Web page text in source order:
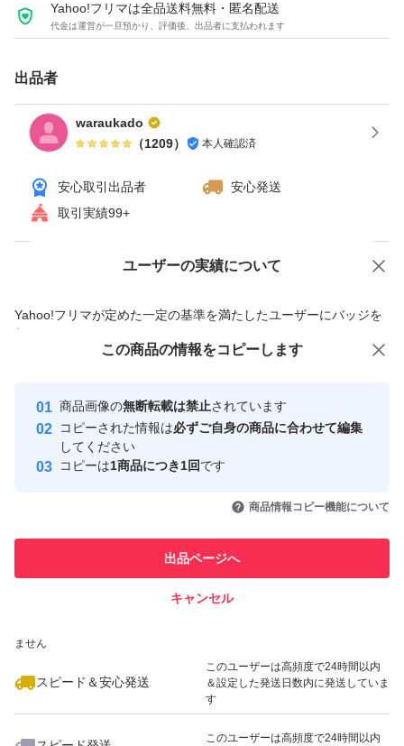
Yahoo!フリマは全品送料無料・匿名配送
代金は運営が一旦預かり、評価後、出品者に支払われます
出品者
waraukado
（1209） 本人確認済
安心取引出品者
安心発送
取引実績99+
ユーザーの実績について
Yahoo!フリマが定めた一定の基準を満たしたユーザーにバッジを
付与しています
安心取引出品者
心・安全なユーザーです
取引実績
引を完了させた実績があります
での取引実績があります
ません
スピード＆安心発送
このユーザーは高頻度で24時間以内
＆設定した発送日数内に発送していま
す
このユーザーは高頻度で24時間以内
価格の相談 商品への質問
この商品の情報をコピーします
商品画像の無断転載は禁止されています
コピーされた情報は必ずご自身の商品に合わせて編集
してください
コピーは1商品につき1回です
商品情報コピー機能について
出品ページへ
キャンセル
この商品をみている人にオススメ